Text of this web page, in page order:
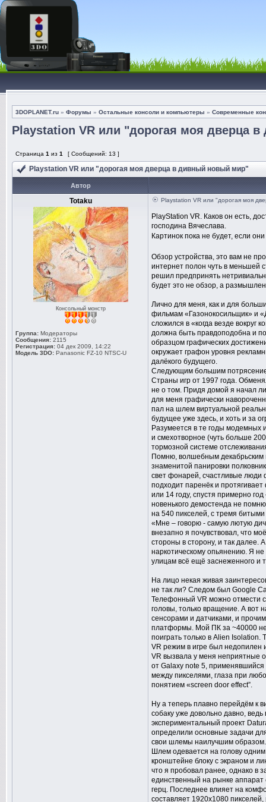
3DOPLANET.ru » Форумы » Остальные консоли и компьютеры » Современные
Playstation VR или "дорогая моя дверца
Страница 1 из 1 [ Сообщений: 13 ]
Playstation VR или "дорогая моя дверца в дивный новый мир"
Автор
Totaku
Консольный монстр
Группа: Модераторы
Сообщения: 2115
Регистрация: 04 дек 2009, 14:22
Модель 3DO: Panasonic FZ-10 NTSC-U
Playstation VR или "дорогая моя
PlayStation VR. Каков он есть,
господина Вячеслава.
Картинок пока не будет, если
Обзор устройства, это вам не
интернет полон чуть в меньшей
решил предпринять
будет это не обзор, а
Лично для меня, как и для
фильмам «Газонокосильщик» и
сложился в «когда везде вокруг
должна быть правдоподобна и
образцом графических
окружает графон уровня
далёкого будущего.
Следующим большим
Страны игр от 1997 года.
не о том. Придя домой я начал
для меня графически
пал на шлем виртуальной
будущее уже здесь, и хоть и за
Разумеется в те годы модемных
и смехотворное (чуть больше
тормозной системе
Помню, волшебным декабрьским
знаменитой панировки
свет фонарей, счастливые люди
подходит паренёк и
или 14 году, спустя примерно
новенького демостенда не
на 540 пикселей, с тремя
«Мне – говорю - самую лютую
внезапно я почувствовал, что
стороны в сторону, и так далее.
наркотическому опьянению. Я не
улицам всё ещё заснеженного и
На лицо некая живая
не так ли? Следом был Google
Телефонный VR можно отмести
головы, только вращение. А вот
сенсорами и датчиками, и
платформы. Мой ПК за ~40000
поиграть только в Alien
VR режим в игре был недопилен
VR вызвала у меня неприятные
от Galaxy note 5,
между пикселями, глаза при
понятием «screen door effect”.
Ну а теперь плавно перейдём к
собаку уже довольно давно,
экспериментальный проект
определили основные задачи
свои шлемы наилучшим образом.
Шлем одевается на голову
кронштейне блоку с экраном и
что я пробовал ранее, однако в
единственный на рынке аппарат
герц. Последнее влияет на
составляет 1920x1080